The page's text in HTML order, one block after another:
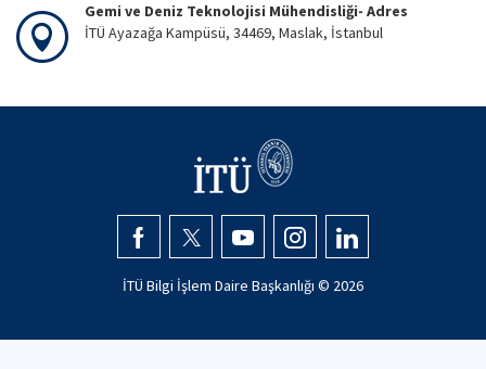
Gemi ve Deniz Teknolojisi Mühendisliği- Adres
İTÜ Ayazağa Kampüsü, 34469, Maslak, İstanbul
İTÜ Bilgi İşlem Daire Başkanlığı © 2026